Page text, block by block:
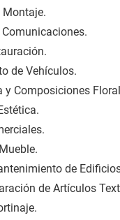
Montaje.
de Vehículos.
y Composiciones
de
de Artículos